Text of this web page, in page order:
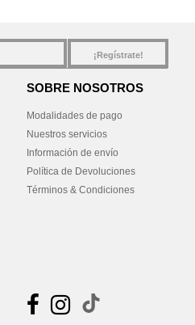
¡Regístrate!
SOBRE NOSOTROS
Modalidades de pago
Nuestros servicios
Información de envío
Política de Devoluciones
Términos & Condiciones